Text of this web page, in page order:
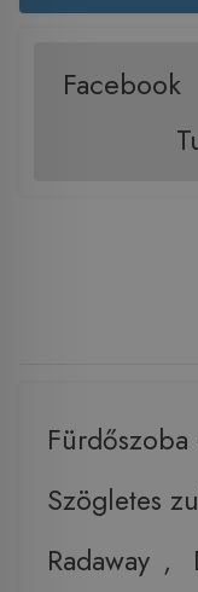
Facebook
Szögletes
Radaway ,